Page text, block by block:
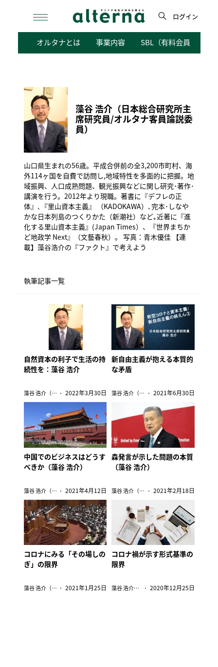
検
ログイン
オルタナとは 事業内容 SBL（有料会員向けサ
藻谷 浩介（日本総合研究所主
席研究員/オルタナ客員論説委
員）
山口県生まれの56歳。平成合併前の全3,200市町村、海
外114ヶ国を自費で訪問し,地域特性を多面的に把握。地
域振興、人口成熟問題、観光振興などに関し研究･著作･
講演を行う。2012年より現職。著書に『デフレの正
体』､『里山資本主義』 （KADOKAWA）､完本･しなや
かな日本列島のつくりかた（新潮社）など｡近著に『進
化する里山資本主義』(Japan Times）、『世界まちか
ど地政学 Next』（文藝春秋）。 写真：青木優佳 【連
載】藻谷浩介の『ファクト』で考えよう
執筆記事一覧
自然資本の利子で生活の持
続性を：藻谷 浩介
藻谷 浩介（日本総合研究所主席研究員/オルタナ客員論説委員） 2022年3月30日
新自由主義が抱える本質的
な矛盾
藻谷 浩介（日本総合研究所主席研究員/オルタナ客員論説委員） 2021年6月30日
中国でのビジネスはどうす
べきか（藻谷 浩介）
藻谷 浩介（日本総合研究所主席研究員/オルタナ客員論説委員） 2021年4月12日
森発言が示した問題の本質
（藻谷 浩介）
藻谷 浩介（日本総合研究所主席研究員/オルタナ客員論説委員） 2021年2月18日
コロナにみる「その場しの
ぎ」の限界
藻谷 浩介（日本総合研究所主席研究員/オルタナ客員論説委員） 2021年1月25日
コロナ禍が示す形式基準の
限界
藻谷 浩介（日本総合研究所主席研究員/オルタナ客員論説委員） 2020年12月25日